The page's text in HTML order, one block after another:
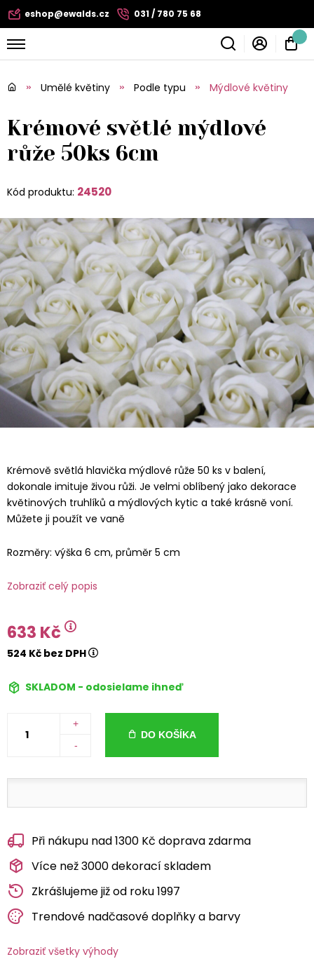
eshop@ewalds.cz 031 / 780 75 68
Umělé květiny Podle typu Mýdlové květiny
Krémové světlé mýdlové
růže 50ks 6cm
Kód produktu: 24520
Krémově světlá hlavička mýdlové růže 50 ks v balení,
dokonale imituje živou růži. Je velmi oblíbený jako dekorace
květinových truhlíků a mýdlových kytic a také krásně voní.
Můžete ji použít ve vaně
Rozměry: výška 6 cm, průměr 5 cm
Zobraziť celý popis
633 Kč
524 Kč bez DPH
SKLADOM - odosielame ihneď
+
-
DO KOŠÍKA
Při nákupu nad 1300 Kč doprava zdarma
Více než 3000 dekorací skladem
Zkrášlujeme již od roku 1997
Trendové nadčasové doplňky a barvy
Zobraziť všetky výhody